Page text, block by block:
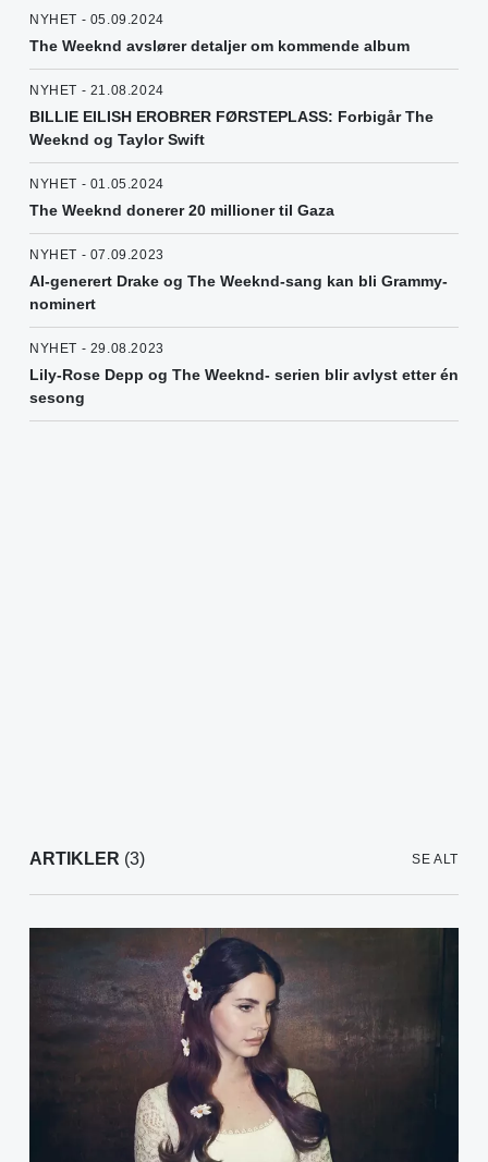
NYHET - 05.09.2024
The Weeknd avslører detaljer om kommende album
NYHET - 21.08.2024
BILLIE EILISH EROBRER FØRSTEPLASS: Forbigår The
Weeknd og Taylor Swift
NYHET - 01.05.2024
The Weeknd donerer 20 millioner til Gaza
NYHET - 07.09.2023
AI-generert Drake og The Weeknd-sang kan bli Grammy-
nominert
NYHET - 29.08.2023
Lily-Rose Depp og The Weeknd- serien blir avlyst etter én
sesong
ARTIKLER (3) SE ALT